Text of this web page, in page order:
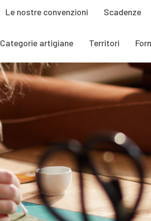
Le nostre convenzioni Scadenze
Categorie artigiane Territori